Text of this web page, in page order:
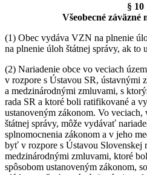
§ 10
Všeobecné záväzné
(1) Obec vydáva VZN na plnenie
na plnenie úloh štátnej správy, ak to
(2) Nariadenie obce vo veciach
v rozpore s Ústavou SR, ústavnými
a medzinárodnými zmluvami, s
rada SR a ktoré boli ratifikované a
ustanoveným zákonom. Vo
štátnej správy, môže vydávať
splnomocnenia zákonom a v jeho
byť v rozpore s Ústavou Slovenskej
medzinárodnými zmluvami, ktoré
spôsobom ustanoveným zákonom,